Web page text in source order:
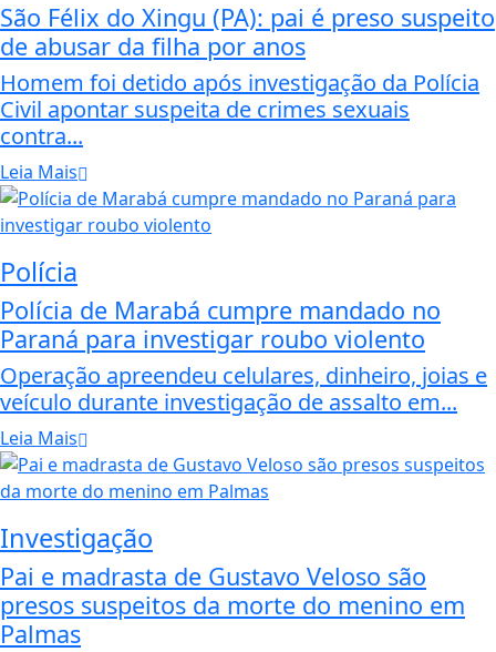
São Félix do Xingu (PA): pai é preso suspeito
de abusar da filha por anos
Homem foi detido após investigação da Polícia
Civil apontar suspeita de crimes sexuais
contra...
Leia Mais
Polícia
Polícia de Marabá cumpre mandado no
Paraná para investigar roubo violento
Operação apreendeu celulares, dinheiro, joias e
veículo durante investigação de assalto em...
Leia Mais
Investigação
Pai e madrasta de Gustavo Veloso são
presos suspeitos da morte do menino em
Palmas